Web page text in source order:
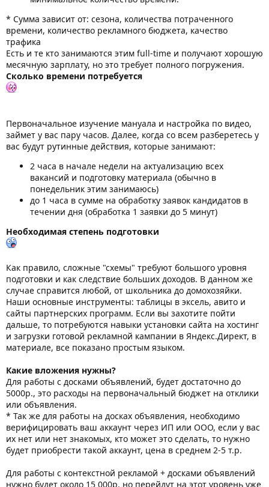
* Сумма зависит от: сезона, количества потраченного
времени, количество рекламного бюджета, качество
трафика
Есть и те кто занимаются этим full-time и получают хорошую
месячную зарплату, но это требует полного погружения.
Сколько времени потребуется
Первоначальное изучение мануала и настройка по видео,
займет у вас пару часов. Далее, когда со всем разберетесь у
вас будут рутинные действия, которые занимают:
2 часа в начале недели на актуализацию всех
вакансий и подготовку материала (обычно в
понедельник этим занимаюсь)
до 1 часа в сумме на обработку заявок кандидатов в
течении дня (обработка 1 заявки до 5 минут)
Необходимая степень подготовки
Как правило, сложные "схемы" требуют большого уровня
подготовки и как следствие больших доходов. В данном же
случае справится любой, от школьника до домохозяйки.
Наши основные инструменты: таблицы в эксель, авито и
сайты партнерских программ. Если вы захотите пойти
дальше, то потребуются навыки установки сайта на хостинг
и загрузки готовой рекламной кампании в Яндекс.Директ, в
материале, все показано простым языком.
Какие вложения нужны?
Для работы с досками объявлений, будет достаточно до
5000р., это расходы на первоначальный бюджет на отклики
или объявления.
* Так же для работы на досках объявления, необходимо
верифицировать ваш аккаунт через ИП или ООО, если у вас
их нет или нет знакомых, кто может это сделать, то нужно
будет приобрести такой аккаунт, цена в среднем 2-5 т.р.
Для работы с контекстной рекламой + досками объявлений
нужно будет около 15 000р, но перейдут на этот уровень уже